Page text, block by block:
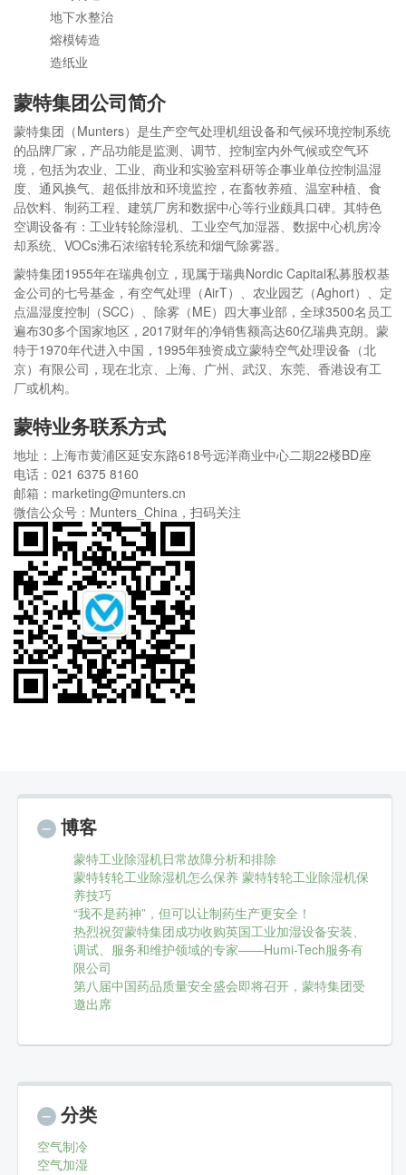
地下水整治
熔模铸造
造纸业
蒙特集团公司简介
蒙特集团（Munters）是生产空气处理机组设备和气候环境控制系统
的品牌厂家，产品功能是监测、调节、控制室内外气候或空气环
境，包括为农业、工业、商业和实验室科研等企事业单位控制温湿
度、通风换气、超低排放和环境监控，在畜牧养殖、温室种植、食
品饮料、制药工程、建筑厂房和数据中心等行业颇具口碑。其特色
空调设备有：工业转轮除湿机、工业空气加湿器、数据中心机房冷
却系统、VOCs沸石浓缩转轮系统和烟气除雾器。
蒙特集团1955年在瑞典创立，现属于瑞典Nordic Capital私募股权基
金公司的七号基金，有空气处理（AirT）、农业园艺（Aghort）、定
点温湿度控制（SCC）、除雾（ME）四大事业部，全球3500名员工
遍布30多个国家地区，2017财年的净销售额高达60亿瑞典克朗。蒙
特于1970年代进入中国，1995年独资成立蒙特空气处理设备（北
京）有限公司，现在北京、上海、广州、武汉、东莞、香港设有工
厂或机构。
蒙特业务联系方式
地址：上海市黄浦区延安东路618号远洋商业中心二期22楼BD座
电话：021 6375 8160
邮箱：marketing@munters.cn
微信公众号：Munters_China，扫码关注
博客
蒙特工业除湿机日常故障分析和排除
蒙特转轮工业除湿机怎么保养 蒙特转轮工业除湿机保
养技巧
“我不是药神”，但可以让制药生产更安全！
热烈祝贺蒙特集团成功收购英国工业加湿设备安装、
调试、服务和维护领域的专家——Humi-Tech服务有
限公司
第八届中国药品质量安全盛会即将召开，蒙特集团受
邀出席
分类
空气制冷
空气加湿